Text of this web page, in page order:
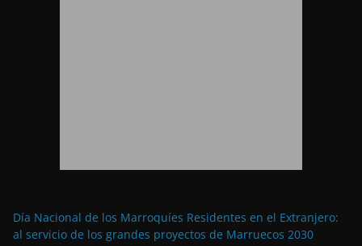
Día Nacional de los Marroquíes Residentes en el Extranjero:
al servicio de los grandes proyectos de Marruecos 2030